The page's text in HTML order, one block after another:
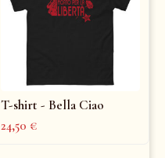
T-shirt - Bella Ciao
24,50€